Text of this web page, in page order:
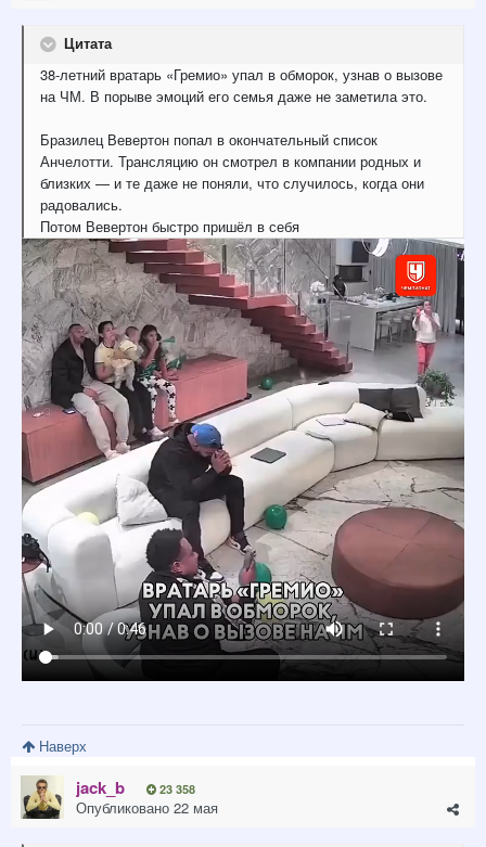
Цитата
38-летний вратарь «Гремио» упал в обморок, узнав о вызове
на ЧМ. В порыве эмоций его семья даже не заметила это.
Бразилец Вевертон попал в окончательный список
Анчелотти. Трансляцию он смотрел в компании родных и
близких — и те даже не поняли, что случилось, когда они
радовались.
Потом Вевертон быстро пришёл в себя
Наверх
jack_b 23 358
Опубликовано 22 мая